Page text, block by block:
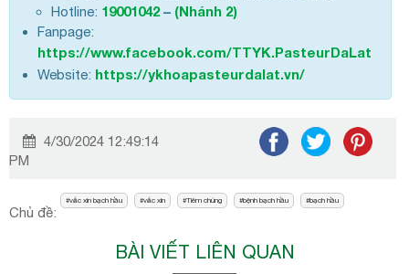
Hotline: 19001042 – (Nhánh 2)
Fanpage:
https://www.facebook.com/TTYK.PasteurDaLat
Website: https://ykhoapasteurdalat.vn/
4/30/2024 12:49:14
PM
Chủ đề:
vắc xin bạch hầu vắc xin Tiêm chủng bệnh bạch hầu bạch hầu
BÀI VIẾT LIÊN QUAN